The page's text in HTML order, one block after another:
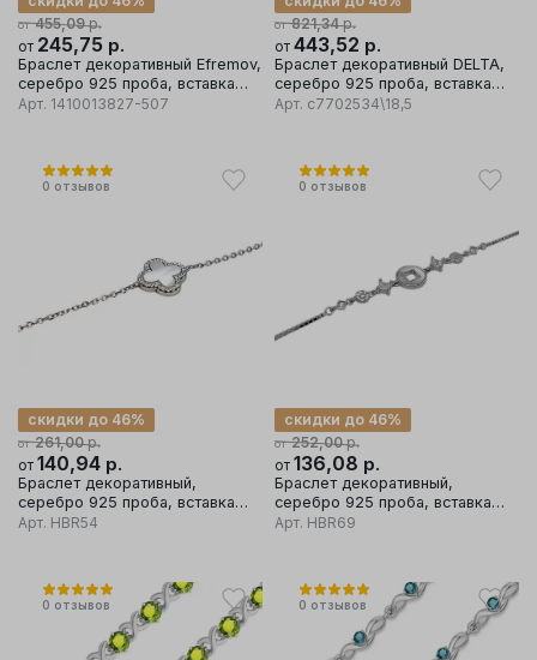
от 455,09р.
от 245,75 р.
Браслет декоративный Efremov,
серебро 925 проба, вставка
фианит
Арт. 1410013827-507
от 821,34р.
от 443,52 р.
Браслет декоративный DELTA,
серебро 925 проба, вставка
фианит
Арт. с7702534\18,5
0 отзывов
от 261,00р.
скидки до 46%
от 140,94 р.
Браслет декоративный,
серебро 925 проба, вставка
перламутр
Арт. HBR54
0 отзывов
от 252,00р.
скидки до 46%
от 136,08 р.
Браслет декоративный,
серебро 925 проба, вставка
перламутр
Арт. HBR69
0 отзывов 0 отзывов